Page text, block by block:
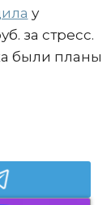
у
за стресс.
были планы